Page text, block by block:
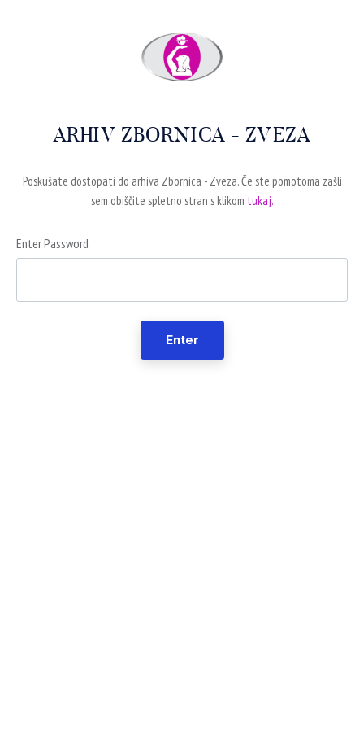
ARHIV ZBORNICA - ZVEZA
Poskušate dostopati do arhiva Zbornica - Zveza. Če ste pomotoma zašli
sem obiščite spletno stran s klikom tukaj.
Enter Password
Enter